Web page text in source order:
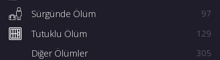
Sürgünde Ölüm 97
Tutuklu Ölüm 129
Diğer Ölümler 305